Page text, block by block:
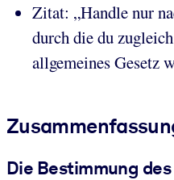
Zitat: „Handle nur
durch die du
allgemeines Gesetz
Die Bestimmung